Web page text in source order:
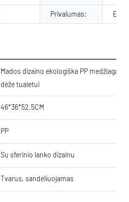
Privalumas:
Mados dizaino ekologiška PP medžiaga
dėžė tualetui
46*36*52.5CM
PP
Su sferinio lanko dizainu
Tvarus, sandėliuojamas